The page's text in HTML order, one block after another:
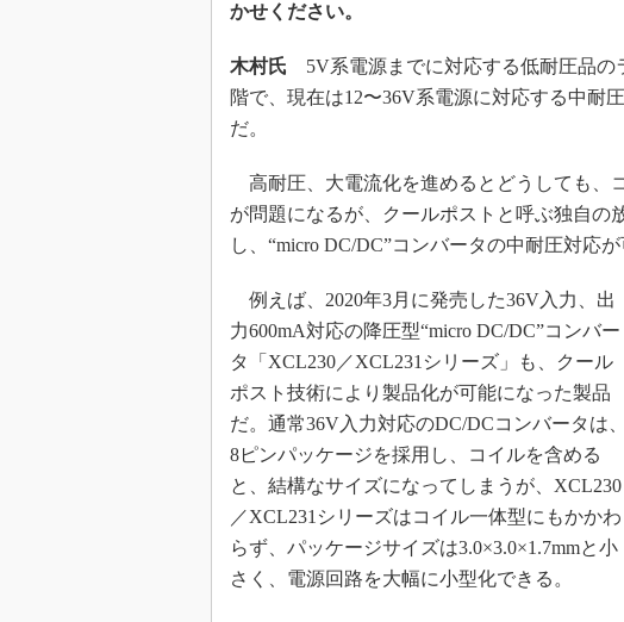
かせください。
木村氏 5V系電源までに対応する低耐圧品の
階で、現在は12〜36V系電源に対応する中耐
だ。
高耐圧、大電流化を進めるとどうしても、
が問題になるが、クールポストと呼ぶ独自の
し、“micro DC/DC”コンバータの中耐圧対応が
例えば、2020年3月に発売した36V入力、出
力600mA対応の降圧型“micro DC/DC”コンバー
タ「XCL230／XCL231シリーズ」も、クール
ポスト技術により製品化が可能になった製品
だ。通常36V入力対応のDC/DCコンバータは、
8ピンパッケージを採用し、コイルを含める
と、結構なサイズになってしまうが、XCL230
／XCL231シリーズはコイル一体型にもかかわ
らず、パッケージサイズは3.0×3.0×1.7mmと小
さく、電源回路を大幅に小型化できる。